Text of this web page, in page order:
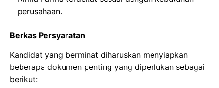
perusahaan.
Berkas Persyaratan
Kandidat yang berminat diharuskan menyiapkan
beberapa dokumen penting yang diperlukan sebagai
berikut: